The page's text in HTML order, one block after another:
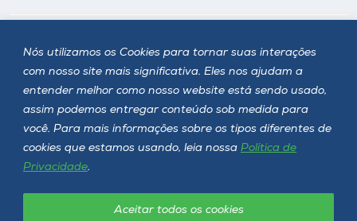
Nós utilizamos os Cookies para tornar suas interações
com nosso site mais significativa. Eles nos ajudam a
entender melhor como nosso website está sendo usado,
assim podemos entregar conteúdo sob medida para
você. Para mais informações sobre os tipos diferentes de
cookies que estamos usando, leia nossa Política de
Privacidade.
Aceitar todos os cookies
Siga a Unoesc